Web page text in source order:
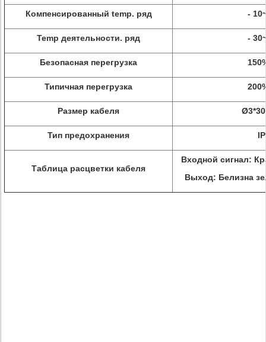
Компенсированный temp. ряд -
Temp деятельности. ряд -
Безопасная перегрузка
Типичная перегрузка
Размер кабеля
Тип предохранения
Таблица расцветки кабеля
Входной сигнал:
Выход: Белизна